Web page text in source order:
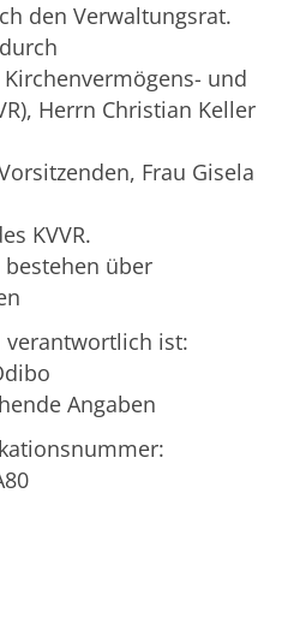
den Verwaltungsrat.
und
Herrn Christian Keller
Frau Gisela
KVVR.
über
ist:
Angaben